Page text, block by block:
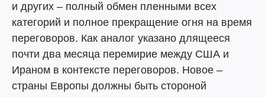
и других – полный обмен пленными всех
категорий и полное прекращение огня на время
переговоров. Как аналог указано длящееся
почти два месяца перемирие между США и
Ираном в контексте переговоров. Новое –
страны Европы должны быть стороной